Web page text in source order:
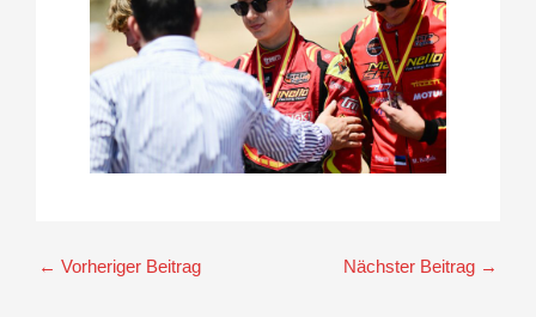
← Vorheriger Beitrag Nächster Beitrag →